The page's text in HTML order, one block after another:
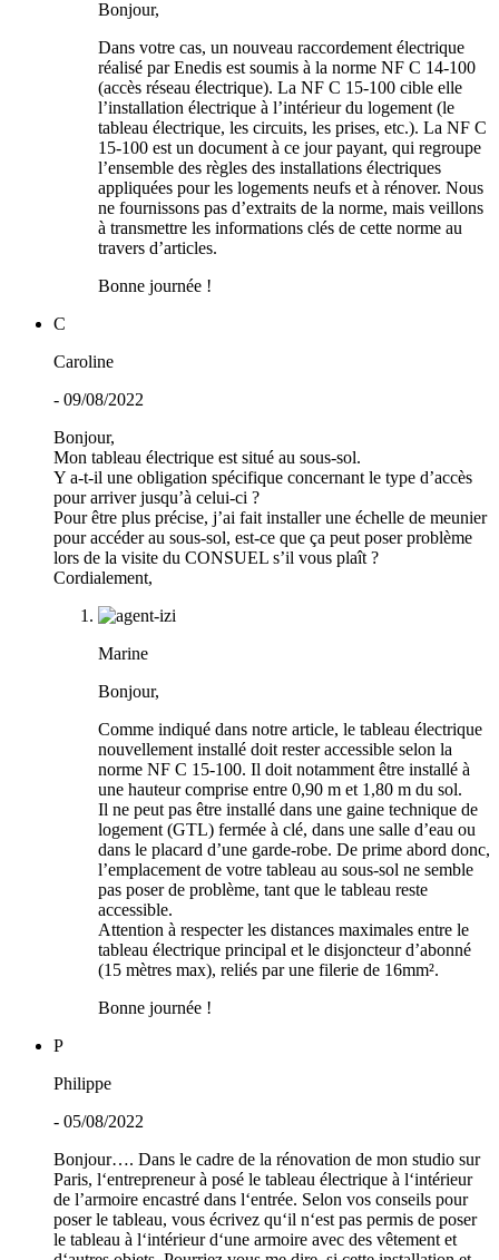
Bonjour,
Dans votre cas, un nouveau raccordement électrique
réalisé par Enedis est soumis à la norme NF C 14-100
(accès réseau électrique). La NF C 15-100 cible elle
l’installation électrique à l’intérieur du logement (le
tableau électrique, les circuits, les prises, etc.). La NF C
15-100 est un document à ce jour payant, qui regroupe
l’ensemble des règles des installations électriques
appliquées pour les logements neufs et à rénover. Nous
ne fournissons pas d’extraits de la norme, mais veillons
à transmettre les informations clés de cette norme au
travers d’articles.
Bonne journée !
C
Caroline
- 09/08/2022
Bonjour,
Mon tableau électrique est situé au sous-sol.
Y a-t-il une obligation spécifique concernant le type d’accès
pour arriver jusqu’à celui-ci ?
Pour être plus précise, j’ai fait installer une échelle de meunier
pour accéder au sous-sol, est-ce que ça peut poser problème
lors de la visite du CONSUEL s’il vous plaît ?
Cordialement,
Marine
Bonjour,
Comme indiqué dans notre article, le tableau électrique
nouvellement installé doit rester accessible selon la
norme NF C 15-100. Il doit notamment être installé à
une hauteur comprise entre 0,90 m et 1,80 m du sol.
Il ne peut pas être installé dans une gaine technique de
logement (GTL) fermée à clé, dans une salle d’eau ou
dans le placard d’une garde-robe. De prime abord donc,
l’emplacement de votre tableau au sous-sol ne semble
pas poser de problème, tant que le tableau reste
accessible.
Attention à respecter les distances maximales entre le
tableau électrique principal et le disjoncteur d’abonné
(15 mètres max), reliés par une filerie de 16mm².
Bonne journée !
P
Philippe
- 05/08/2022
Bonjour…. Dans le cadre de la rénovation de mon studio sur
Paris, l‘entrepreneur à posé le tableau électrique à l‘intérieur
de l’armoire encastré dans l‘entrée. Selon vos conseils pour
poser le tableau, vous écrivez qu‘il n‘est pas permis de poser
le tableau à l‘intérieur d‘une armoire avec des vêtement et